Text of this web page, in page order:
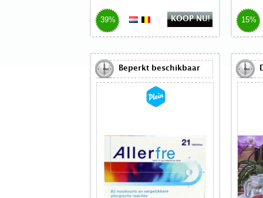
39% KOOP NU! 15%
Beperkt beschikbaar